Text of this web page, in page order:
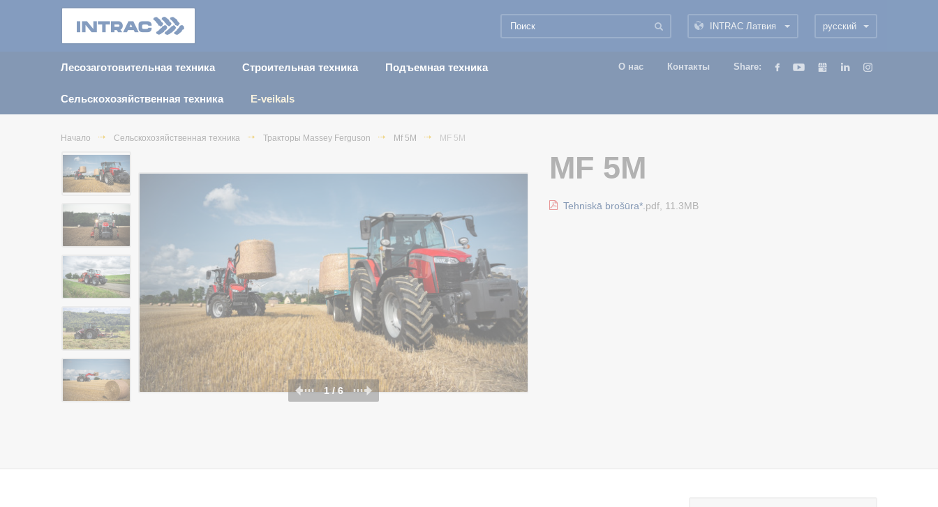
русский
INTRAC Латвия
Лесозаготовительная техника Строительная техника Подъемная техника
Сельскохозяйственная техника E-veikals
О нас Контакты Share:
Начало Сельскохозяйственная техника Тракторы Massey Ferguson Mf 5M MF 5M
MF 5M
Tehniskā brošūra*. pdf, 11.3MB
1 / 6